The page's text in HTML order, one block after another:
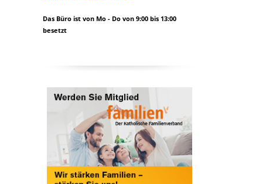
Das Büro ist von Mo - Do von 9:00 bis 13:00
besetzt